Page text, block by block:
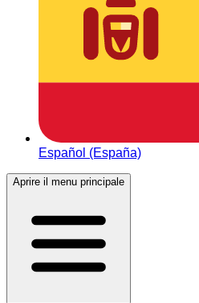
Español (España)
Aprire il menu principale